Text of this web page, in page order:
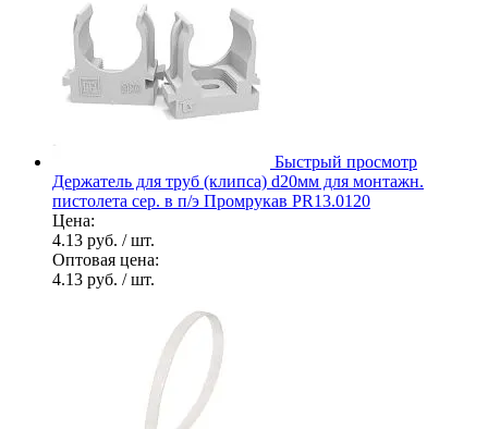
Быстрый просмотр
Держатель для труб (клипса) d20мм для монтажн.
пистолета сер. в п/э Промрукав PR13.0120
Цена:
4.13 руб. / шт.
Оптовая цена:
4.13 руб. / шт.